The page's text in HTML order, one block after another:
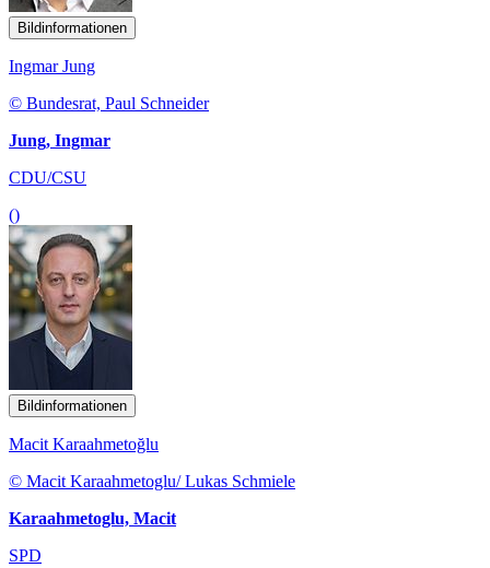
Bildinformationen
Ingmar Jung
© Bundesrat, Paul Schneider
Jung, Ingmar
CDU/CSU
()
Bildinformationen
Macit Karaahmetoğlu
© Macit Karaahmetoglu/ Lukas Schmiele
Karaahmetoglu, Macit
SPD